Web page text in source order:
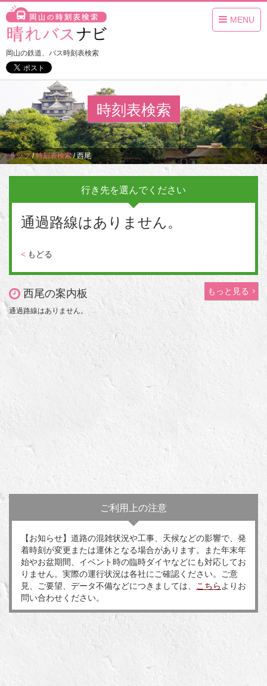
MENU
岡山の鉄道、バス時刻表検索
時刻表検索
トップ/時刻表検索/西尾
行き先を選んでください
通過路線はありません。
< もどる
西尾の案内板 もっと見る
通過路線はありません。
ご利用上の注意
【お知らせ】道路の混雑状況や工事、天候などの影響で、発
着時刻が変更または運休となる場合があります。また年末年
始やお盆期間、イベント時の臨時ダイヤなどにも対応してお
りません。実際の運行状況は各社にご確認ください。ご意
見、ご要望、データ不備などにつきましては、 こちらよりお
問い合わせください。